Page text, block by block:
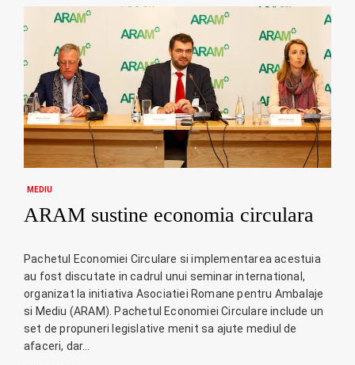
MEDIU
ARAM sustine economia circulara
Pachetul Economiei Circulare si implementarea acestuia
au fost discutate in cadrul unui seminar international,
organizat la initiativa Asociatiei Romane pentru Ambalaje
si Mediu (ARAM). Pachetul Economiei Circulare include un
set de propuneri legislative menit sa ajute mediul de
afaceri, dar…